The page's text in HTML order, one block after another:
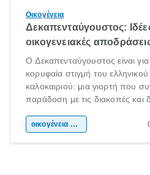
Οικογένεια
Δεκαπενταύγουστος:
οικογενειακές
Ο Δεκαπενταύγουστος είναι
κορυφαία στιγμή του ελληνικού
καλοκαιριού: μια γιορτή που
παράδοση με τις διακοπές και
χώρας. Είτε πρόκειται για
οικογένεια & παιδί